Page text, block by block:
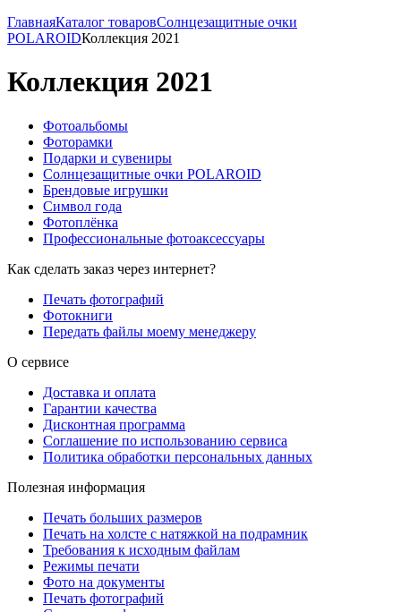
ГлавнаяКаталог товаровСолнцезащитные очки
POLAROIDКоллекция 2021
Коллекция 2021
Фотоальбомы
Фоторамки
Подарки и сувениры
Солнцезащитные очки POLAROID
Брендовые игрушки
Символ года
Фотоплёнка
Профессиональные фотоаксессуары
Как сделать заказ через интернет?
Печать фотографий
Фотокниги
Передать файлы моему менеджеру
О сервисе
Доставка и оплата
Гарантии качества
Дисконтная программа
Соглашение по использованию сервиса
Политика обработки персональных данных
Полезная информация
Печать больших размеров
Печать на холсте c натяжкой на подрамник
Требования к исходным файлам
Режимы печати
Фото на документы
Печать фотографий